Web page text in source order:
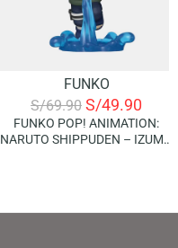
FUNKO
S/69.90 S/49.90
FUNKO POP! ANIMATION:
NARUTO SHIPPUDEN – IZUMO